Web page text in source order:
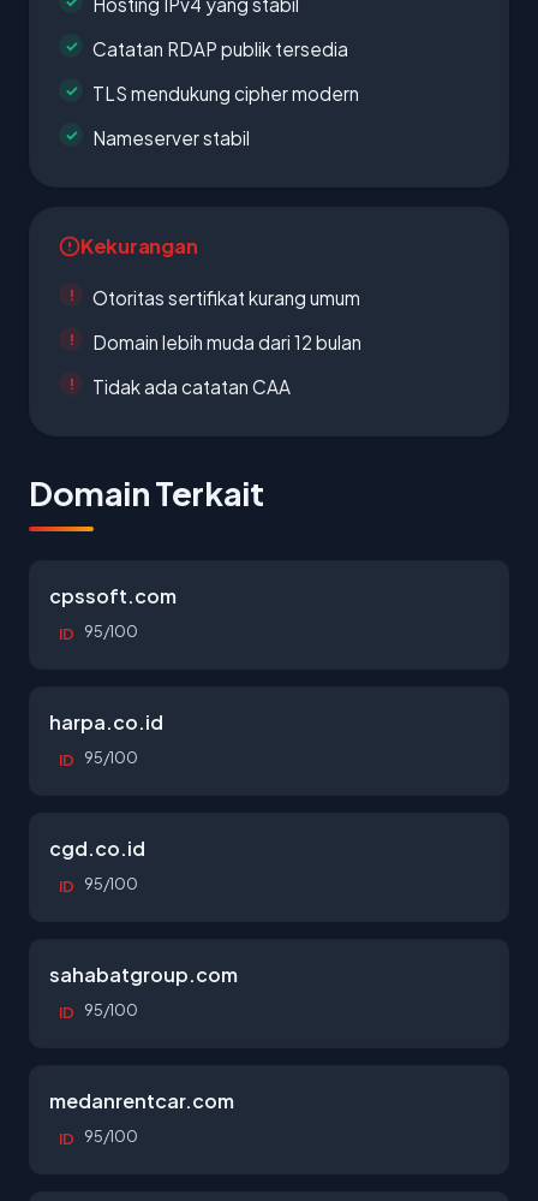
Catatan RDAP publik tersedia
TLS mendukung cipher modern
Nameserver stabil
Kekurangan
Otoritas sertifikat kurang umum
Domain lebih muda dari 12 bulan
Tidak ada catatan CAA
Domain Terkait
cpssoft.com
ID 95/100
harpa.co.id
ID 95/100
cgd.co.id
ID 95/100
sahabatgroup.com
ID 95/100
medanrentcar.com
ID 95/100